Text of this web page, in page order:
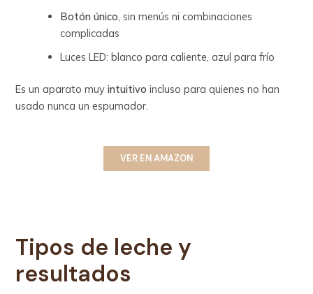
Botón único, sin menús ni combinaciones
complicadas
Luces LED: blanco para caliente, azul para frío
Es un aparato muyintuitivo incluso para quienes no han
usado nunca un espumador.
VER EN AMAZON
Tipos de leche y
resultados